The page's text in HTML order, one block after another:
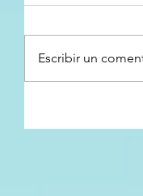
Escribir un